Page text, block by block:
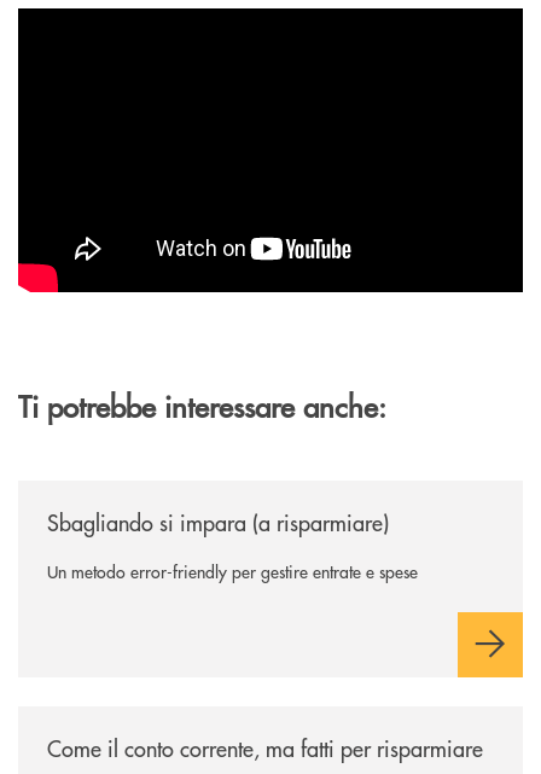
Ti potrebbe interessare anche:
Sbagliando si impara (a risparmiare)
Un metodo error-friendly per gestire entrate e spese
Come il conto corrente, ma fatti per risparmiare